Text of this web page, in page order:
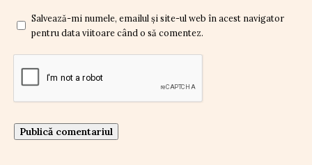
Salvează-mi numele, emailul și site-ul web în acest navigator
pentru data viitoare când o să comentez.